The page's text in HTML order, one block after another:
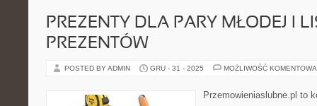
PREZENTY DLA PARY MŁODEJ I
PREZENTÓW
POSTED BY ADMIN GRU - 31 - 2025 MOŻLIWOŚĆ
Przemowieniaslubne.pl to